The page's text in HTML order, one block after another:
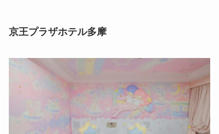
京王プラザホテル多摩